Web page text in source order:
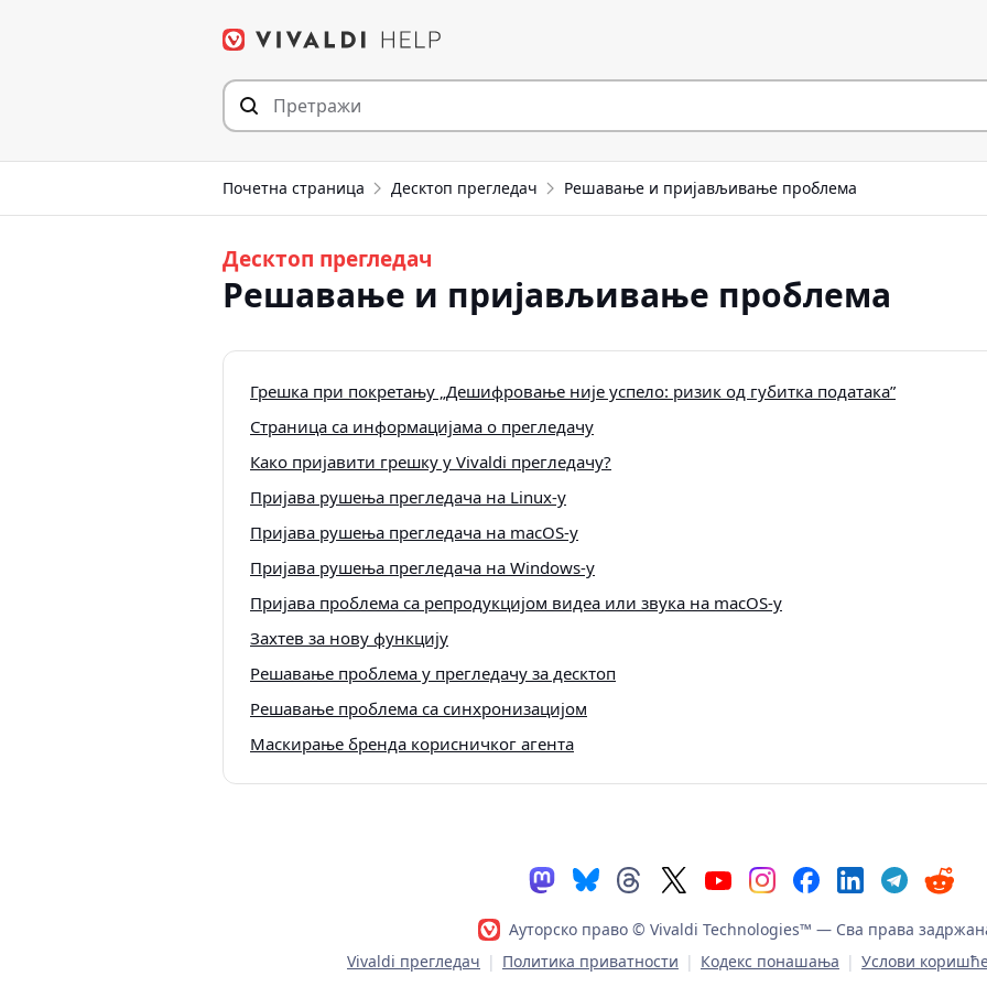
Почетна страница Десктоп прегледач Решавање и пријављивање проблема
Десктоп прегледач
Решавање и пријављивање проблема
Грешка при покретању „Дешифровање није успело: ризик од губитка података”
Страница са информацијама о прегледачу
Како пријавити грешку у Vivaldi прегледачу?
Пријава рушења прегледача на Linux-у
Пријава рушења прегледача на macOS-у
Пријава рушења прегледача на Windows-у
Пријава проблема са репродукцијом видеа или звука на macOS-у
Захтев за нову функцију
Решавање проблема у прегледачу за десктоп
Решавање проблема са синхронизацијом
Маскирање бренда корисничког агента
Ауторско право © Vivaldi Technologies™ — Сва права
Vivaldi прегледач | Политика приватности | Кодекс понашања | Услови